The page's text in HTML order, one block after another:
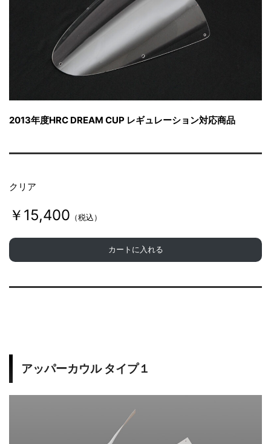
w
o
r
k
2013年度HRC DREAM CUP レギュレーション対応商品
クリア
￥15,400 （税込）
カートに入れる
アッパーカウル タイプ１